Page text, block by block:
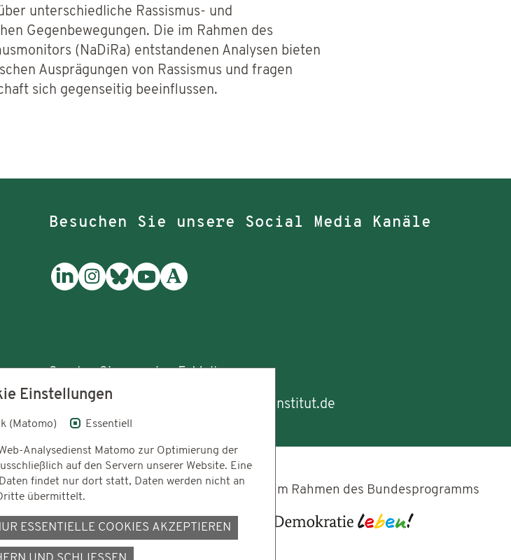
unterschiedliche Rassismus- und
Gegenbewegungen. Die im Rahmen des
(NaDiRa) entstandenen Analysen bieten
Ausprägungen von Rassismus und fragen
sich gegenseitig beeinflussen.
Besuchen Sie unsere Social Media Kanäle
rassismusmonitoring(at)dezim-institut.de
Gefördert vom im Rahmen des Bundesprogramms
Einstellungen
(Matomo) Essentiell
Analysedienst Matomo zur Optimierung der
auf den Servern unserer Website. Eine
findet nur dort statt, Daten werden nicht an
übermittelt.
ESSENTIELLE COOKIES AKZEPTIEREN